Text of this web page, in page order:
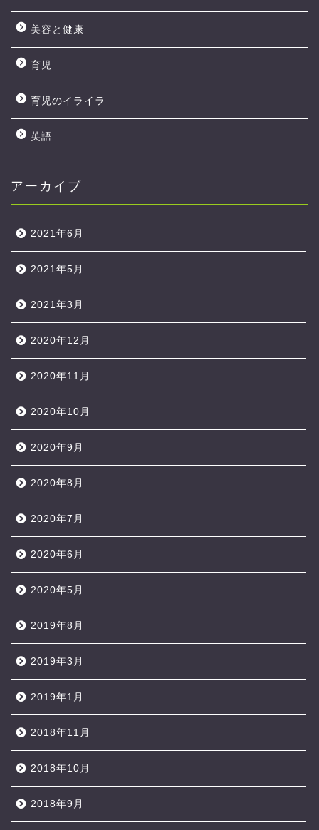
美容と健康
育児
育児のイライラ
英語
アーカイブ
2021年6月
2021年5月
2021年3月
2020年12月
2020年11月
2020年10月
2020年9月
2020年8月
2020年7月
2020年6月
2020年5月
2019年8月
2019年3月
2019年1月
2018年11月
2018年10月
2018年9月